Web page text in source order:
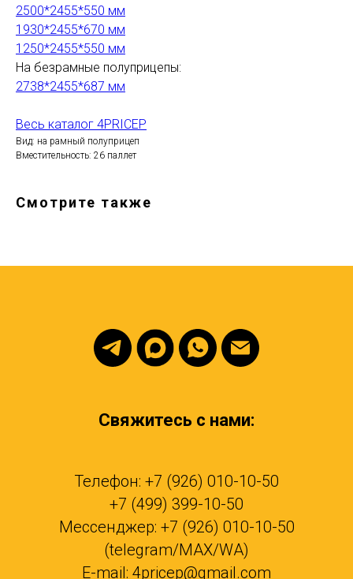
2500*2455*550 мм
1930*2455*670 мм
1250*2455*550 мм
На безрамные полуприцепы:
2738*2455*687 мм
Весь каталог 4PRICEP
Вид: на рамный полуприцеп
Вместительность: 26 паллет
Смотрите также
Свяжитесь с нами:
Телефон: +7 (926) 010-10-50
+7 (499) 399-10-50
Мессенджер: +7 (926) 010-10-50
(telegram/MAX/WA)
E-mail: 4pricep@gmail.com